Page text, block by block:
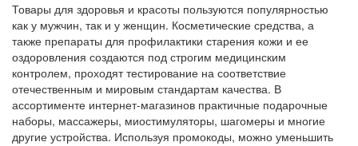
Товары для здоровья и красоты пользуются популярностью
как у мужчин, так и у женщин. Косметические средства, а
также препараты для профилактики старения кожи и ее
оздоровления создаются под строгим медицинским
контролем, проходят тестирование на соответствие
отечественным и мировым стандартам качества. В
ассортименте интернет-магазинов практичные подарочные
наборы, массажеры, миостимуляторы, шагомеры и многие
другие устройства. Используя промокоды, можно уменьшить